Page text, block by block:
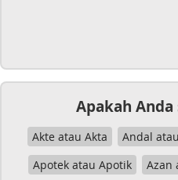
Apakah
Akte atau Akta Andal
Apotek atau Apotik
Azan